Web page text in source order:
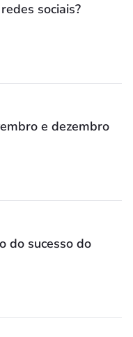
sociais?
e dezembro
do sucesso do